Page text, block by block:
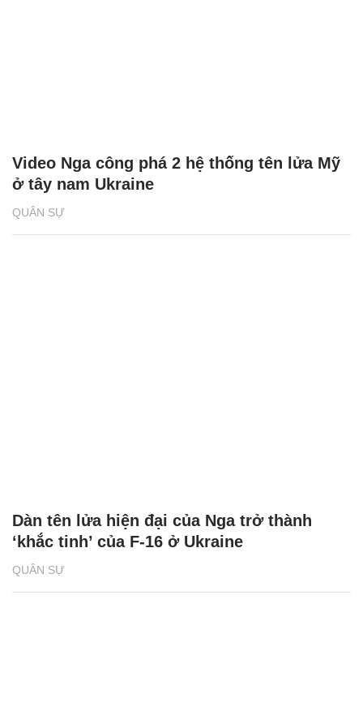
QUÂN SỰ
Video Nga công phá 2 hệ thống tên lửa Mỹ
ở tây nam Ukraine
QUÂN SỰ
Dàn tên lửa hiện đại của Nga trở thành
‘khắc tinh’ của F-16 ở Ukraine